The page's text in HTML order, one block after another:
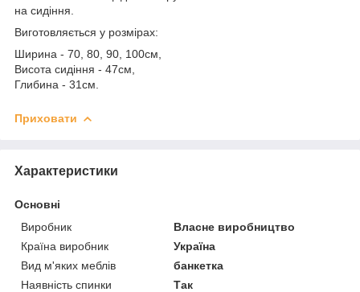
на сидіння.
Виготовляється у розмірах:
Ширина - 70, 80, 90, 100см,
Висота сидіння - 47см,
Глибина - 31см.
Приховати
Характеристики
Основні
Виробник
Власне виробництво
Країна виробник
Україна
Вид м'яких меблів
банкетка
Наявність спинки
Так